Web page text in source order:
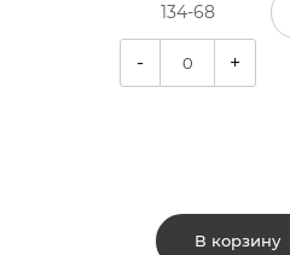
134-68
- +
В корзину